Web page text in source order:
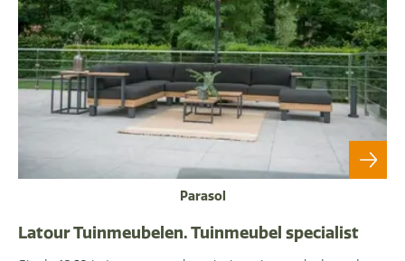
Parasol
Latour Tuinmeubelen. Tuinmeubel specialist